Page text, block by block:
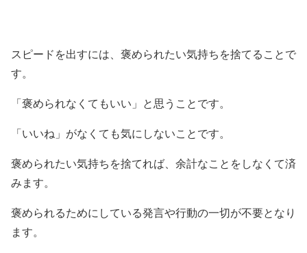
スピードを出すには、褒められたい気持ちを捨てることで
す。
「褒められなくてもいい」と思うことです。
「いいね」がなくても気にしないことです。
褒められたい気持ちを捨てれば、余計なことをしなくて済
みます。
褒められるためにしている発言や行動の一切が不要となり
ます。